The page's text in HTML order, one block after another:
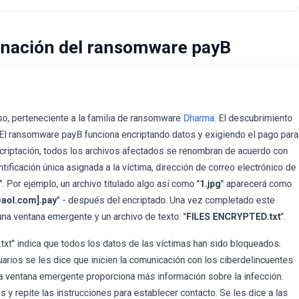
del ransomware payB
perteneciente a la familia de ransomware Dharma. El descubrimiento
ransomware payB funciona encriptando datos y exigiendo el pago para
todos los archivos afectados se renombran de acuerdo con
única asignada a la víctima, dirección de correo electrónico de
". Por ejemplo, un archivo titulado algo así como "1.jpg" aparecerá como
" - después del encriptado. Una vez completado este
ventana emergente y un archivo de texto: "FILES ENCRYPTED.txt".
indica que todos los datos de las víctimas han sido bloqueados.
se les dice que inicien la comunicación con los ciberdelincuentes
emergente proporciona más información sobre la infección.
y repite las instrucciones para establecer contacto. Se les dice a las